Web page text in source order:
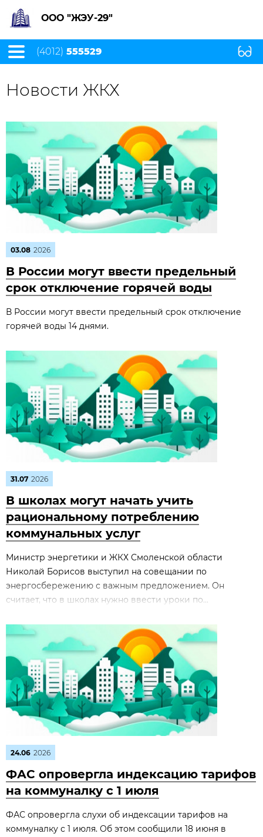
ООО "ЖЭУ-29"
(4012) 555529
Новости ЖКХ
03.08 2026
В России могут ввести предельный
срок отключение горячей воды
В России могут ввести предельный срок отключение
горячей воды 14 днями.
31.07 2026
В школах могут начать учить
рациональному потреблению
коммунальных услуг
Министр энергетики и ЖКХ Смоленской области
Николай Борисов выступил на совещании по
энергосбережению с важным предложением. Он
считает, что в школах нужно ввести уроки по...
24.06 2026
ФАС опровергла индексацию тарифов
на коммуналку с 1 июля
ФАС опровергла слухи об индексации тарифов на
коммуналку с 1 июля. Об этом сообщили 18 июня в